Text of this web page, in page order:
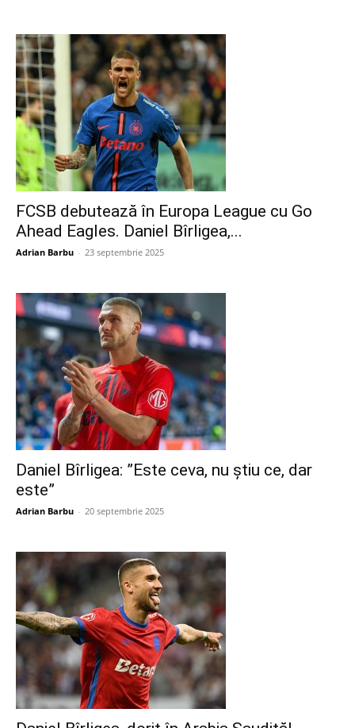
FCSB debutează în Europa League cu Go
Ahead Eagles. Daniel Bîrligea,...
Adrian Barbu - 23 septembrie 2025
Daniel Bîrligea: ”Este ceva, nu știu ce, dar
este”
Adrian Barbu - 20 septembrie 2025